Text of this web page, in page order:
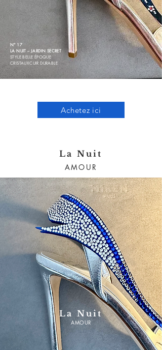
N° 17
LA NUIT – JARDIN SECRET
STYLE BELLE ÉPOQUE
CRISTAUXCUIR DURABLE
Achetez ici
La Nuit
AMOUR
La Nuit
AMOUR